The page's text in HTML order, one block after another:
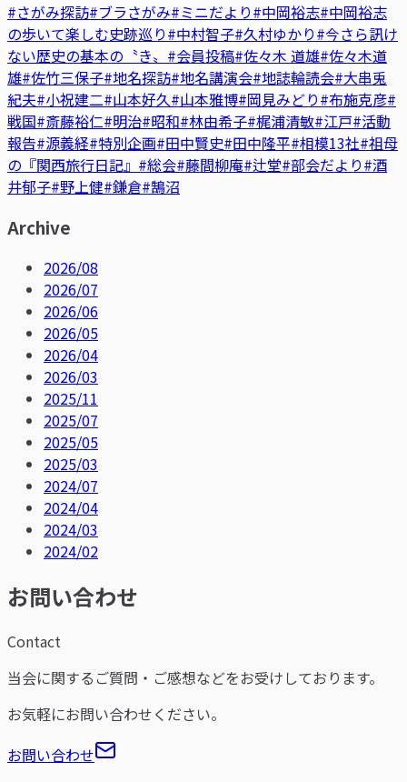
#さがみ探訪#ブラさがみ#ミニだより#中岡裕志#中岡裕志
の歩いて楽しむ史跡巡り#中村智子#久村ゆかり#今さら訊け
ない歴史の基本の〝き〟 #会員投稿#佐々木 道雄#佐々木道
雄#佐竹三保子#地名探訪#地名講演会#地誌輪読会#大串兎
紀夫#小祝建二#山本好久#山本雅博#岡見みどり#布施克彦#
戦国#斎藤裕仁#明治#昭和#林由希子#梶浦清敏#江戸#活動
報告#源義経#特別企画#田中賢史#田中隆平#相模13社#祖母
の『関西旅行日記』 #総会#藤間柳庵#辻堂#部会だより#酒
井郁子#野上健#鎌倉#鵠沼
Archive
2026/08
2026/07
2026/06
2026/05
2026/04
2026/03
2025/11
2025/07
2025/05
2025/03
2024/07
2024/04
2024/03
2024/02
お問い合わせ
Contact
当会に関するご質問・ご感想などをお受けしております。
お気軽にお問い合わせください。
お問い合わせ